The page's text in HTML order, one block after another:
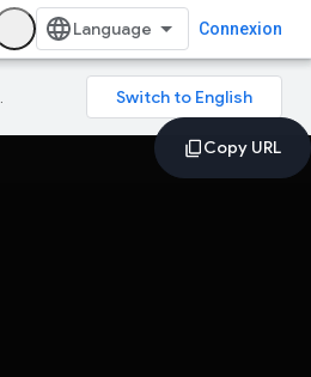
Connexion